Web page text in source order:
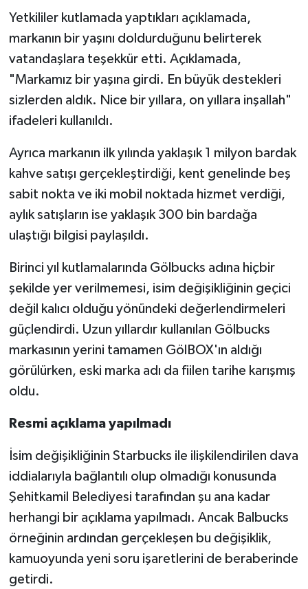
Yetkililer kutlamada yaptıkları açıklamada,
markanın bir yaşını doldurduğunu belirterek
vatandaşlara teşekkür etti. Açıklamada,
"Markamız bir yaşına girdi. En büyük destekleri
sizlerden aldık. Nice bir yıllara, on yıllara inşallah"
ifadeleri kullanıldı.
Ayrıca markanın ilk yılında yaklaşık 1 milyon bardak
kahve satışı gerçekleştirdiği, kent genelinde beş
sabit nokta ve iki mobil noktada hizmet verdiği,
aylık satışların ise yaklaşık 300 bin bardağa
ulaştığı bilgisi paylaşıldı.
Birinci yıl kutlamalarında Gölbucks adına hiçbir
şekilde yer verilmemesi, isim değişikliğinin geçici
değil kalıcı olduğu yönündeki değerlendirmeleri
güçlendirdi. Uzun yıllardır kullanılan Gölbucks
markasının yerini tamamen GölBOX'ın aldığı
görülürken, eski marka adı da fiilen tarihe karışmış
oldu.
Resmi açıklama yapılmadı
İsim değişikliğinin Starbucks ile ilişkilendirilen dava
iddialarıyla bağlantılı olup olmadığı konusunda
Şehitkamil Belediyesi tarafından şu ana kadar
herhangi bir açıklama yapılmadı. Ancak Balbucks
örneğinin ardından gerçekleşen bu değişiklik,
kamuoyunda yeni soru işaretlerini de beraberinde
getirdi.